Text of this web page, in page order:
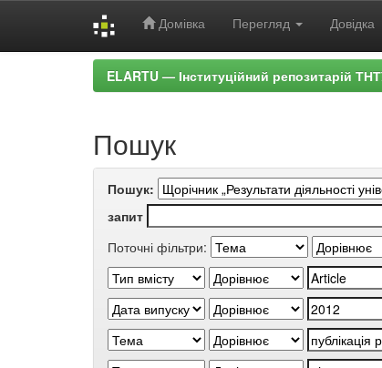
Домівка Перегляд Довідка
ELARTU — Інституційний репозитарій
Пошук
Пошук:
запит
Поточні фільтри: